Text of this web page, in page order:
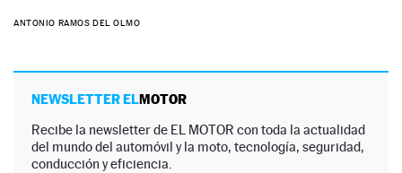
ANTONIO RAMOS DEL OLMO
NEWSLETTER ELMOTOR
Recibe la newsletter de EL MOTOR con toda la actualidad
del mundo del automóvil y la moto, tecnología, seguridad,
conducción y eficiencia.